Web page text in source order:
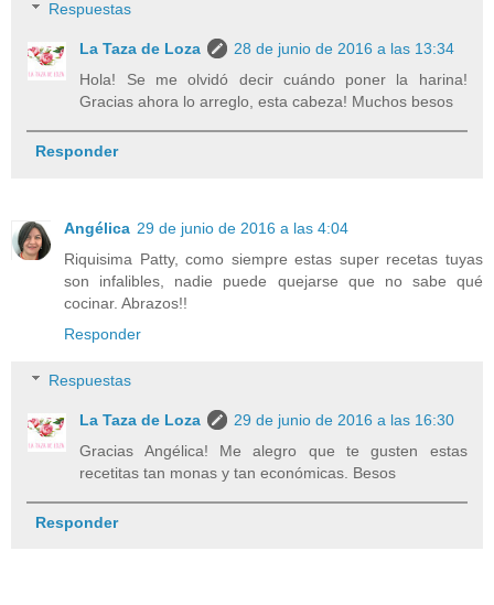
Respuestas
La Taza de Loza
28 de junio de 2016 a las 13:34
Hola! Se me olvidó decir cuándo poner la harina!
Gracias ahora lo arreglo, esta cabeza! Muchos besos
Responder
Angélica 29 de junio de 2016 a las 4:04
Riquisima Patty, como siempre estas super recetas tuyas
son infalibles, nadie puede quejarse que no sabe qué
cocinar. Abrazos!!
Responder
Respuestas
La Taza de Loza
29 de junio de 2016 a las 16:30
Gracias Angélica! Me alegro que te gusten estas
recetitas tan monas y tan económicas. Besos
Responder